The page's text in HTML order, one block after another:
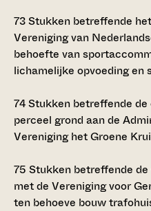
73Stukken betreffende
Vereniging van
behoefte van
lichamelijke opvoeding en
74Stukken betreffende
perceel grond aan de
Vereniging het Groene
75 Stukken betreffende
met de Vereniging voor
ten behoeve bouw